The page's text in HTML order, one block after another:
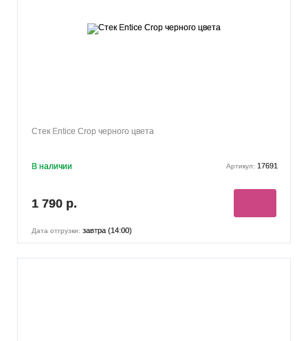
Стек Entice Crop черного цвета
В наличии Артикул: 17691
1 790 р.
Дата отгрузки: завтра (14:00)